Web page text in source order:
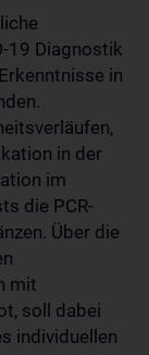
19 Diagnostik
in
in der
im
die PCR-
Über die
mit
soll dabei
individuellen